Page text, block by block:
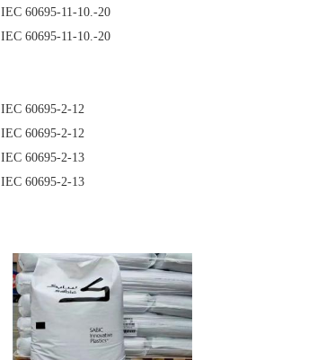
IEC 60695-11-10.-20
IEC 60695-11-10.-20
IEC 60695-2-12
IEC 60695-2-12
IEC 60695-2-13
IEC 60695-2-13